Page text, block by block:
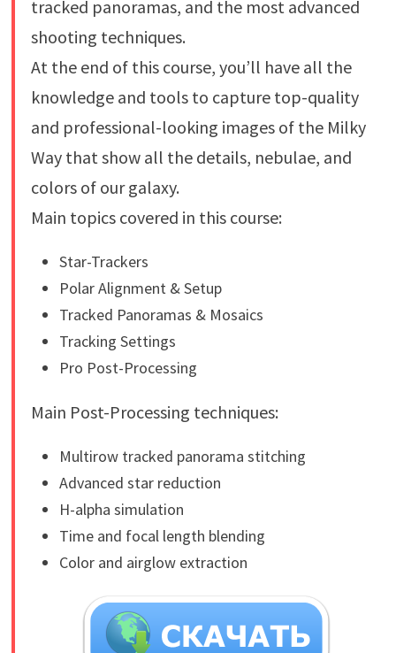
tracked panoramas, and the most advanced
shooting techniques.
At the end of this course, you’ll have all the
knowledge and tools to capture top-quality
and professional-looking images of the Milky
Way that show all the details, nebulae, and
colors of our galaxy.
Main topics covered in this course:
Star-Trackers
Polar Alignment & Setup
Tracked Panoramas & Mosaics
Tracking Settings
Pro Post-Processing
Main Post-Processing techniques:
Multirow tracked panorama stitching
Advanced star reduction
H-alpha simulation
Time and focal length blending
Color and airglow extraction